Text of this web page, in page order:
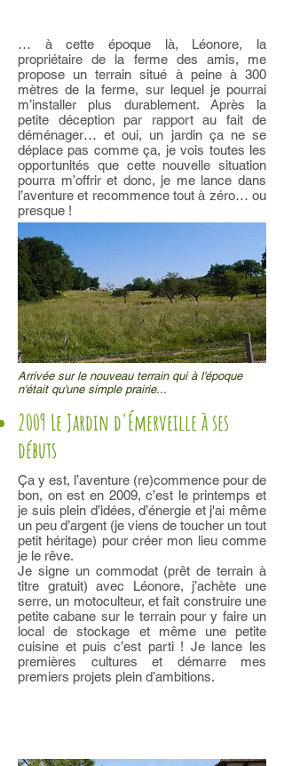
… à cette époque là, Léonore, la
propriétaire de la ferme des amis, me
propose un terrain situé à peine à 300
mètres de la ferme, sur lequel je pourrai
m’installer plus durablement. Après la
petite déception par rapport au fait de
déménager… et oui, un jardin ça ne se
déplace pas comme ça, je vois toutes les
opportunités que cette nouvelle situation
pourra m’offrir et donc, je me lance dans
l’aventure et recommence tout à zéro… ou
presque !
Arrivée sur le nouveau terrain qui à l'époque
n'était qu'une simple prairie...
2009 Le Jardin d'Émerveille à ses
débuts
Ça y est, l’aventure (re)commence pour de
bon, on est en 2009, c’est le printemps et
je suis plein d’idées, d’énergie et j'ai même
un peu d’argent (je viens de toucher un tout
petit héritage) pour créer mon lieu comme
je le rêve.
Je signe un commodat (prêt de terrain à
titre gratuit) avec Léonore, j’achète une
serre, un motoculteur, et fait construire une
petite cabane sur le terrain pour y faire un
local de stockage et même une petite
cuisine et puis c’est parti ! Je lance les
premières cultures et démarre mes
premiers projets plein d’ambitions.